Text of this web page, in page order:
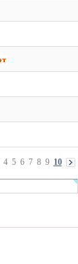
4 5 6 7 8 9 10